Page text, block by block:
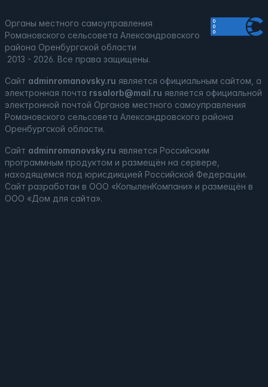
Органы местного самоуправления
Романовского сельсовета Александровского
района Оренбургской области
2013 - 2026. Все права защищены.
Сайт adminromanovsky.ru является официальным сайтом, а
электронная почта rssalorb@mail.ru является официальной
электронной почтой Органов местного самоуправления
Романовского сельсовета Александровского района
Оренбургской области.
Сайт adminromanovsky.ru является Российским
программным продуктом и размещён на сервере,
находящемся под юрисдикцией Российской Федерации.
Сайт разработан в ООО «КопыленКомпани» и размещён в
ООО «Дом для сайта».